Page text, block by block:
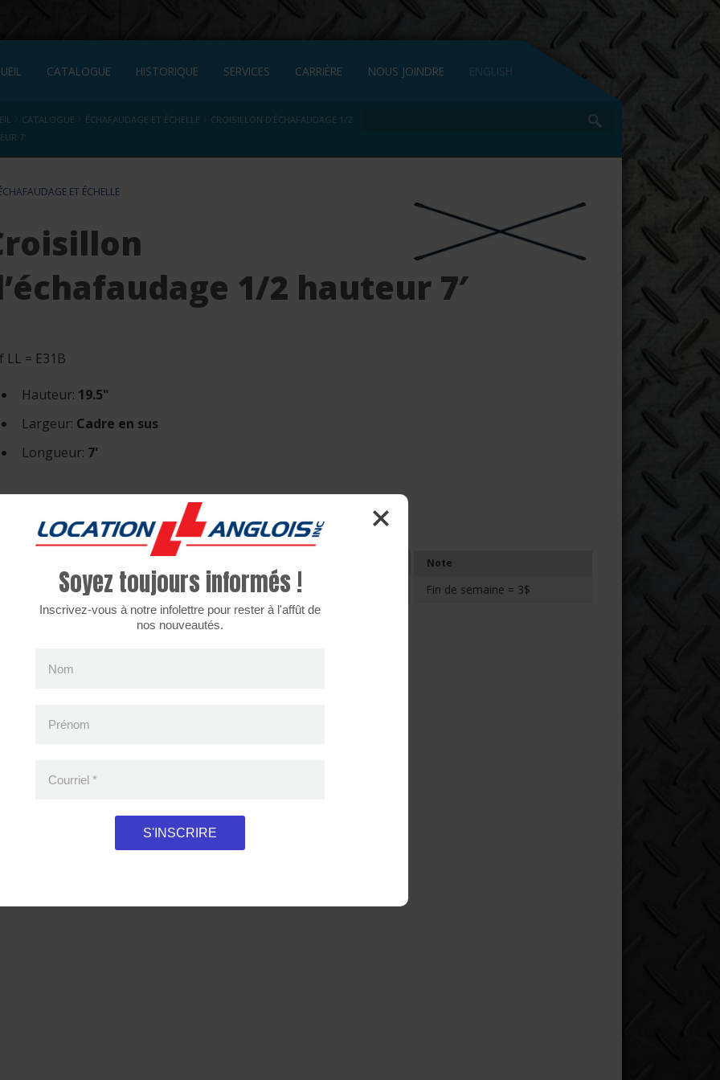
CATALOGUE HISTORIQUE SERVICES CARRIÈRE NOUS JOINDRE ENGLISH
CATALOGUE ÉCHAFAUDAGE ET ÉCHELLE
CROISILLON D’ÉCHAFAUDAGE 1/2
7′
ET ÉCHELLE
1/2 hauteur 7′
LL = E31B
Hauteur: 19.5"
Largeur: Cadre en sus
Longueur: 7'
Note
3$ 3$ Fin de semaine = 3$
de renonciations aux dommages de 8% applicable.
Soyez toujours informés !
Inscrivez-vous à notre infolettre pour rester à l'affût de
nos nouveautés.
Nom
Prénom
Courriel *
S'INSCRIRE